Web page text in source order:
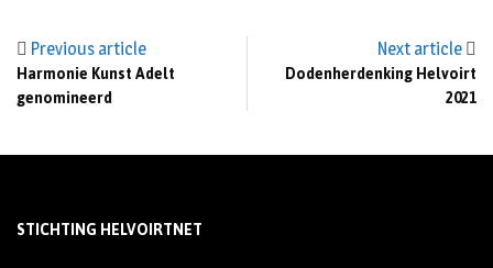
Previous article
Harmonie Kunst Adelt
genomineerd
Next article
Dodenherdenking Helvoirt
2021
STICHTING HELVOIRTNET